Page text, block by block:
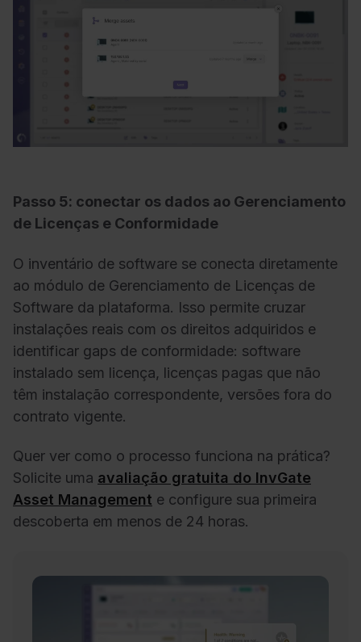
Passo 5: conectar os dados ao Gerenciamento
de Licenças e Conformidade
O inventário de software se conecta diretamente
ao módulo de Gerenciamento de Licenças de
Software da plataforma. Isso permite cruzar
instalações reais com os direitos adquiridos e
identificar gaps de conformidade: software
instalado sem licença, licenças pagas que não
têm instalação correspondente, versões fora do
contrato vigente.
Quer ver como o processo funciona na prática?
Solicite uma avaliação gratuita do InvGate
Asset Management e configure sua primeira
descoberta em menos de 24 horas.